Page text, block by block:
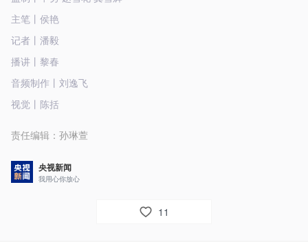
主笔丨侯艳
记者丨潘毅
播讲丨黎春
音频制作丨刘逸飞
视觉丨陈括
责任编辑： 孙琳萱
央视新闻
我用心你放心
11